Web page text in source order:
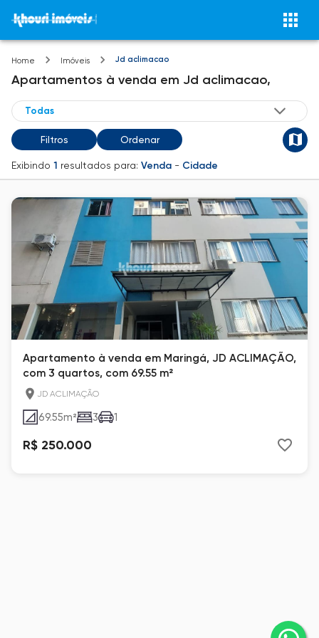
Home Imóveis Jd aclimacao
Apartamentos à venda em Jd aclimacao,
Filtros Ordenar
Exibindo 1 resultados para: Venda - Cidade
Apartamento à venda em Maringá, JD ACLIMAÇÃO,
com 3 quartos, com 69.55 m²
JD ACLIMAÇÃO
69.55m² 3 1
R$ 250.000